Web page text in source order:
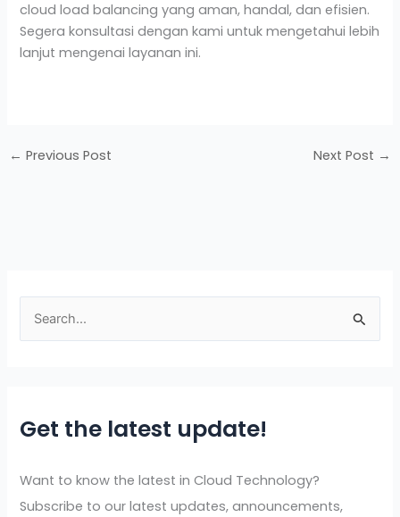
cloud load balancing yang aman, handal, dan efisien.
Segera konsultasi dengan kami untuk mengetahui lebih
lanjut mengenai layanan ini.
← Previous Post Next Post →
c
f
o
Get the latest update!
Want to know the latest in Cloud Technology?
Subscribe to our latest updates, announcements,